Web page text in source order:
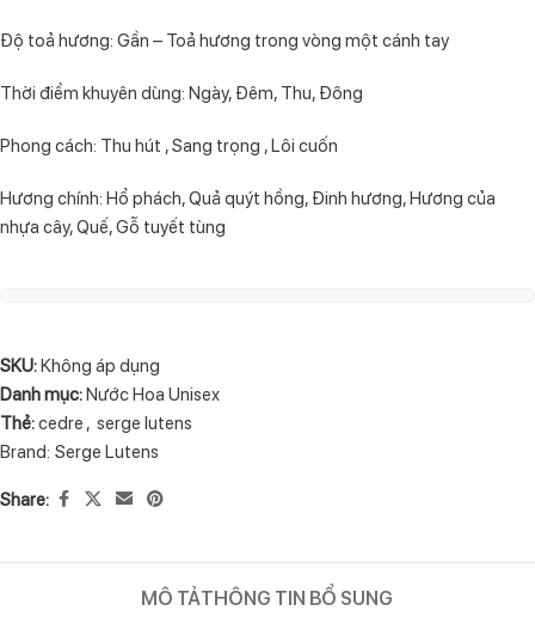
Độ toả hương: Gần – Toả hương trong vòng một cánh tay
Thời điểm khuyên dùng: Ngày, Đêm, Thu, Đông
Phong cách: Thu hút , Sang trọng , Lôi cuốn
Hương chính: Hổ phách, Quả quýt hồng, Đinh hương, Hương của
nhựa cây, Quế, Gỗ tuyết tùng
SKU:Không áp dụng
Danh mục:Nước Hoa Unisex
Thẻ:cedre , serge lutens
Brand: Serge Lutens
Share:
MÔ TẢTHÔNG TIN BỔ SUNG